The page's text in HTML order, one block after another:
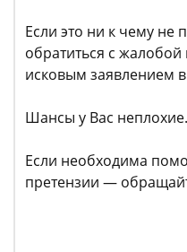
Если это ни к чему
обратиться с
исковым заявлением в
Шансы у Вас неплохие.
Если необходима
претензии —